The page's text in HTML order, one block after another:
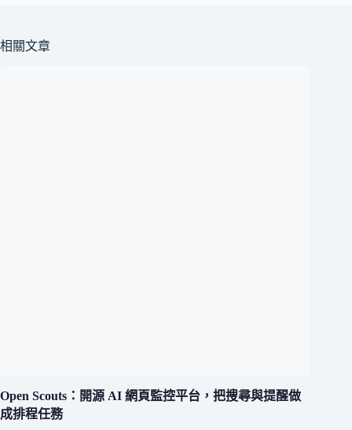
相關文章
Open Scouts：開源 AI 網頁監控平台，把搜尋與提醒做
成排程任務